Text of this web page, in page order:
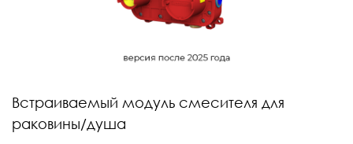
Встраиваемый модуль смесителя для
раковины/душа